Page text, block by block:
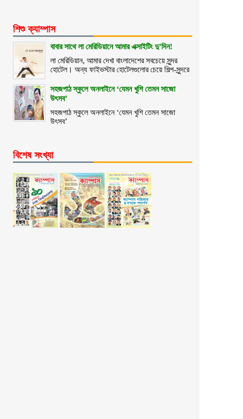
শিশু ক্যাম্পাস
বাবার সাথে লা মেরিডিয়ানে আমার এক্সাইটিং দু’দিন!
লা মেরিডিয়ান, আমার দেখা বাংলাদেশের সবচেয়ে সুন্দর
হোটেল। অন্য ফাইভস্টার হোটেলগুলোর চেয়ে শিল্প-সুন্দরে
সহজপাঠ স্কুলে অনলাইনে ‘যেমন খুশি তেমন সাজো
উৎসব’
সহজপাঠ স্কুলে অনলাইনে ‘যেমন খুশি তেমন সাজো
উৎসব’
বিশেষ সংখ্যা